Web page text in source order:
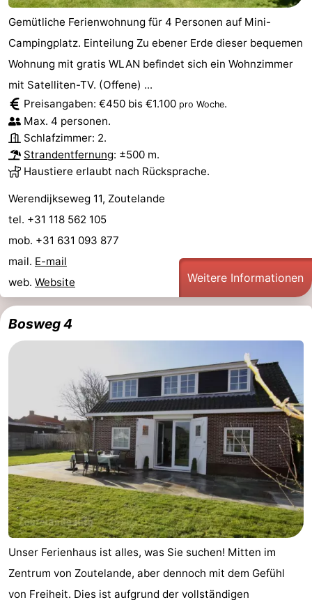
Gemütliche Ferienwohnung für 4 Personen auf Mini-
Campingplatz. Einteilung Zu ebener Erde dieser bequemen
Wohnung mit gratis WLAN befindet sich ein Wohnzimmer
mit Satelliten-TV. (Offene) ...
Preisangaben: €450 bis €1.100 pro Woche.
Max. 4 personen.
Schlafzimmer: 2.
Strandentfernung: ±500 m.
Haustiere erlaubt nach Rücksprache.
Werendijkseweg 11, Zoutelande
tel. +31 118 562 105
mob. +31 631 093 877
mail. E-mail
web. Website Weitere Informationen
Bosweg 4
Unser Ferienhaus ist alles, was Sie suchen! Mitten im
Zentrum von Zoutelande, aber dennoch mit dem Gefühl
von Freiheit. Dies ist aufgrund der vollständigen